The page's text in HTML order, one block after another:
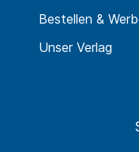
Bestellen &
Unser Verlag